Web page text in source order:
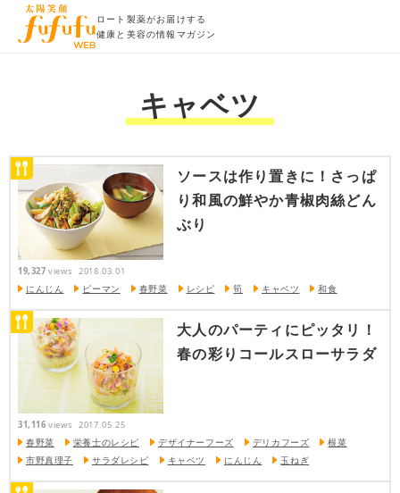
ロート製薬がお届けする
健康と美容の情報マガジン
キャベツ
ソースは作り置きに！さっぱ
り和風の鮮やか青椒肉絲どん
ぶり
19,327 views 2018.03.01
にんじん ピーマン 春野菜 レシピ 筍 キャベツ 和食
大人のパーティにピッタリ！
春の彩りコールスローサラダ
31,116 views 2017.05.25
春野菜 栄養士のレシピ デザイナーフーズ デリカフーズ
根菜
市野真理子
サラダレシピ キャベツ にんじん 玉ねぎ